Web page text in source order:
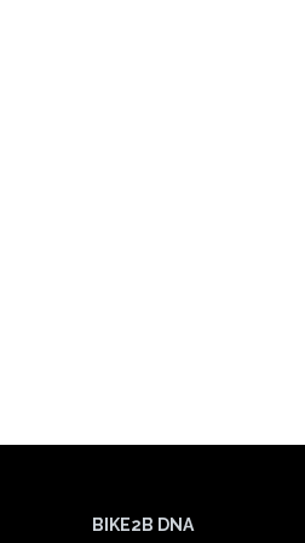
BIKE2B DNA